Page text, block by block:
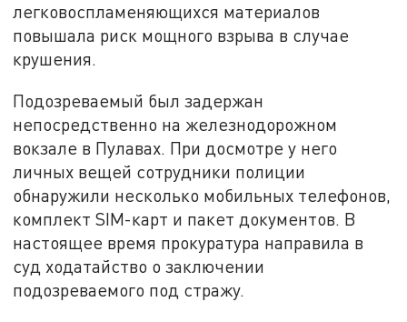
легковоспламеняющихся материалов
повышала риск мощного взрыва в случае
крушения.
Подозреваемый был задержан
непосредственно на железнодорожном
вокзале в Пулавах. При досмотре у него
личных вещей сотрудники полиции
обнаружили несколько мобильных телефонов,
комплект SIM-карт и пакет документов. В
настоящее время прокуратура направила в
суд ходатайство о заключении
подозреваемого под стражу.